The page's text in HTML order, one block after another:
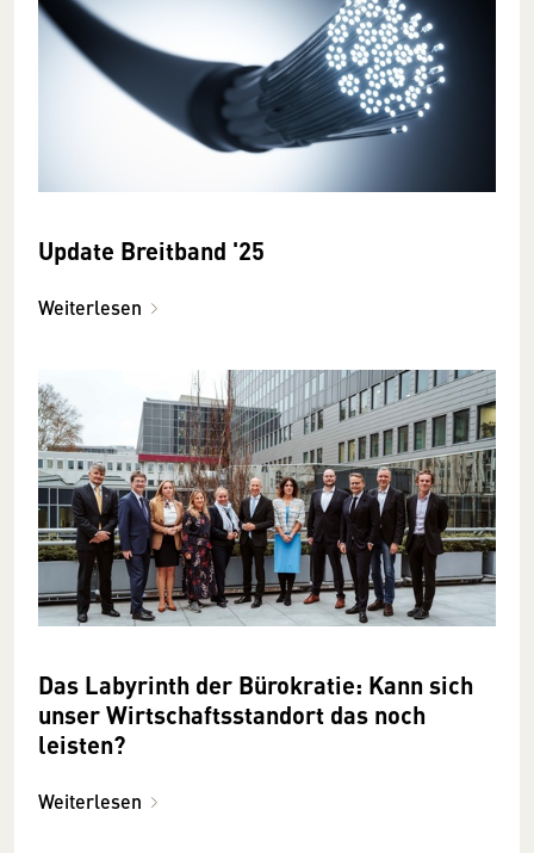
Update Breitband '25
Weiterlesen
Das Labyrinth der Bürokratie: Kann sich
unser Wirtschaftsstandort das noch
leisten?
Weiterlesen